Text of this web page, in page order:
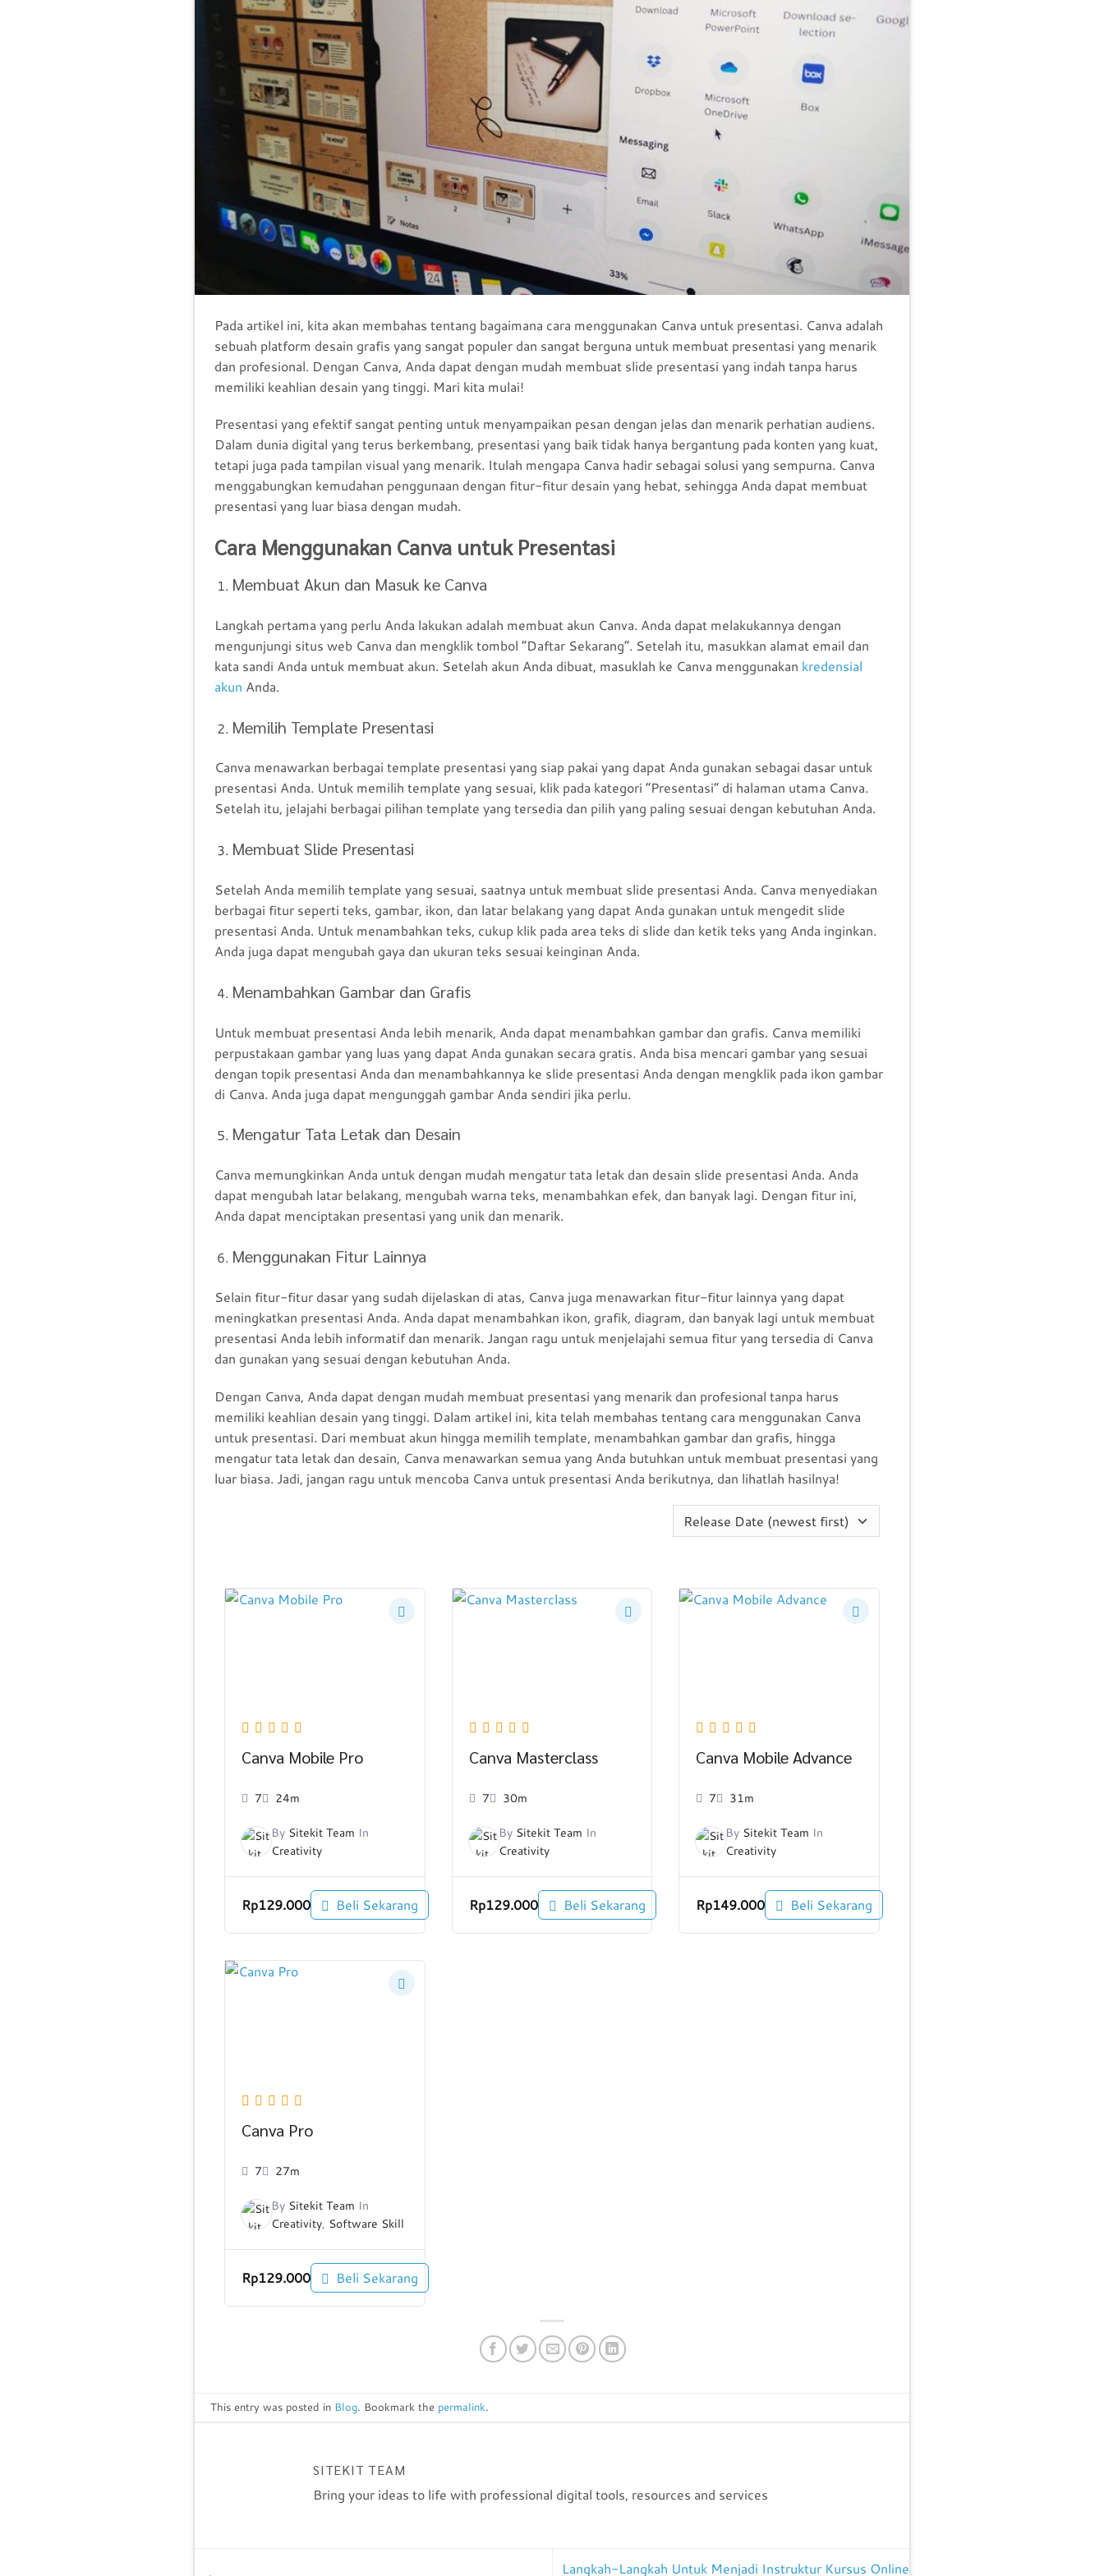
Pada artikel ini, kita akan membahas tentang bagaimana cara menggunakan Canva untuk presentasi. Canva adalah
sebuah platform desain grafis yang sangat populer dan sangat berguna untuk membuat presentasi yang menarik
dan profesional. Dengan Canva, Anda dapat dengan mudah membuat slide presentasi yang indah tanpa harus
memiliki keahlian desain yang tinggi. Mari kita mulai!
Presentasi yang efektif sangat penting untuk menyampaikan pesan dengan jelas dan menarik perhatian audiens.
Dalam dunia digital yang terus berkembang, presentasi yang baik tidak hanya bergantung pada konten yang kuat,
tetapi juga pada tampilan visual yang menarik. Itulah mengapa Canva hadir sebagai solusi yang sempurna. Canva
menggabungkan kemudahan penggunaan dengan fitur-fitur desain yang hebat, sehingga Anda dapat membuat
presentasi yang luar biasa dengan mudah.
Cara Menggunakan Canva untuk Presentasi
Membuat Akun dan Masuk ke Canva
Langkah pertama yang perlu Anda lakukan adalah membuat akun Canva. Anda dapat melakukannya dengan
mengunjungi situs web Canva dan mengklik tombol “Daftar Sekarang”. Setelah itu, masukkan alamat email dan
kata sandi Anda untuk membuat akun. Setelah akun Anda dibuat, masuklah ke Canva menggunakan kredensial
akun Anda.
Memilih Template Presentasi
Canva menawarkan berbagai template presentasi yang siap pakai yang dapat Anda gunakan sebagai dasar untuk
presentasi Anda. Untuk memilih template yang sesuai, klik pada kategori “Presentasi” di halaman utama Canva.
Setelah itu, jelajahi berbagai pilihan template yang tersedia dan pilih yang paling sesuai dengan kebutuhan Anda.
Membuat Slide Presentasi
Setelah Anda memilih template yang sesuai, saatnya untuk membuat slide presentasi Anda. Canva menyediakan
berbagai fitur seperti teks, gambar, ikon, dan latar belakang yang dapat Anda gunakan untuk mengedit slide
presentasi Anda. Untuk menambahkan teks, cukup klik pada area teks di slide dan ketik teks yang Anda inginkan.
Anda juga dapat mengubah gaya dan ukuran teks sesuai keinginan Anda.
Menambahkan Gambar dan Grafis
Untuk membuat presentasi Anda lebih menarik, Anda dapat menambahkan gambar dan grafis. Canva memiliki
perpustakaan gambar yang luas yang dapat Anda gunakan secara gratis. Anda bisa mencari gambar yang sesuai
dengan topik presentasi Anda dan menambahkannya ke slide presentasi Anda dengan mengklik pada ikon gambar
di Canva. Anda juga dapat mengunggah gambar Anda sendiri jika perlu.
Mengatur Tata Letak dan Desain
Canva memungkinkan Anda untuk dengan mudah mengatur tata letak dan desain slide presentasi Anda. Anda
dapat mengubah latar belakang, mengubah warna teks, menambahkan efek, dan banyak lagi. Dengan fitur ini,
Anda dapat menciptakan presentasi yang unik dan menarik.
Menggunakan Fitur Lainnya
Selain fitur-fitur dasar yang sudah dijelaskan di atas, Canva juga menawarkan fitur-fitur lainnya yang dapat
meningkatkan presentasi Anda. Anda dapat menambahkan ikon, grafik, diagram, dan banyak lagi untuk membuat
presentasi Anda lebih informatif dan menarik. Jangan ragu untuk menjelajahi semua fitur yang tersedia di Canva
dan gunakan yang sesuai dengan kebutuhan Anda.
Dengan Canva, Anda dapat dengan mudah membuat presentasi yang menarik dan profesional tanpa harus
memiliki keahlian desain yang tinggi. Dalam artikel ini, kita telah membahas tentang cara menggunakan Canva
untuk presentasi. Dari membuat akun hingga memilih template, menambahkan gambar dan grafis, hingga
mengatur tata letak dan desain, Canva menawarkan semua yang Anda butuhkan untuk membuat presentasi yang
luar biasa. Jadi, jangan ragu untuk mencoba Canva untuk presentasi Anda berikutnya, dan lihatlah hasilnya!
Canva Mobile Pro
7 24m
By Sitekit Team In
Creativity
Rp129.000 Beli Sekarang
Canva Masterclass
7 30m
By Sitekit Team In
Creativity
Rp129.000 Beli Sekarang
Canva Mobile Advance
7 31m
By Sitekit Team In
Creativity
Rp149.000 Beli Sekarang
Canva Pro
7 27m
By Sitekit Team In
Creativity, Software Skill
Rp129.000 Beli Sekarang
This entry was posted in Blog. Bookmark the permalink.
SITEKIT TEAM
Bring your ideas to life with professional digital tools, resources and services
Langkah-Langkah Untuk Menjadi Instruktur Kursus Online